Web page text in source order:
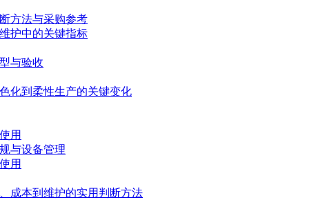
方法与采购参考
护中的关键指标
与验收
化到柔性生产的关键变化
用
与设备管理
用
成本到维护的实用判断方法